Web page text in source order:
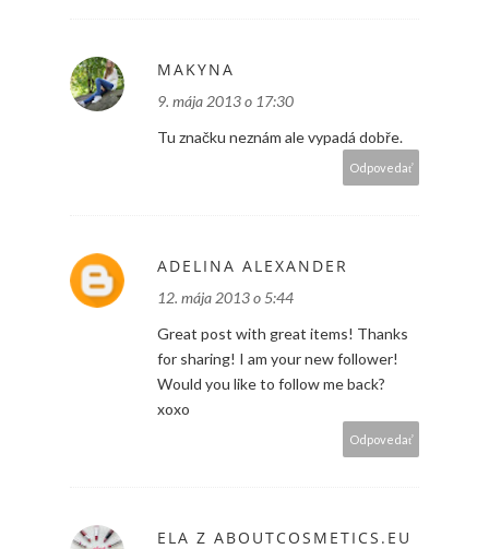
MAKYNA
9. mája 2013 o 17:30
Tu značku neznám ale vypadá dobře.
Odpovedať
ADELINA ALEXANDER
12. mája 2013 o 5:44
Great post with great items! Thanks
for sharing! I am your new follower!
Would you like to follow me back?
xoxo
Odpovedať
ELA Z ABOUTCOSMETICS.EU